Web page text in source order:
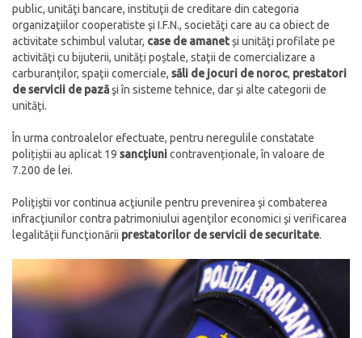
public, unităţi bancare, instituţii de creditare din categoria
organizaţiilor cooperatiste şi I.F.N., societăţi care au ca obiect de
activitate schimbul valutar, case de amanetși unităţi profilate pe
activităţi cu bijuterii, unități poștale, staţii de comercializare a
carburanţilor, spaţii comerciale, săli de jocuri de noroc, prestatori
de servicii de pazăşi în sisteme tehnice, dar și alte categorii de
unităţi.
În urma controalelor efectuate, pentru neregulile constatate
polițiștii au aplicat 19 sancțiunicontravenționale, în valoare de
7.200 de lei.
Poliţiştii vor continua acţiunile pentru prevenirea şi combaterea
infracţiunilor contra patrimoniului agenţilor economici şi verificarea
legalităţii funcţionării prestatorilor de servicii de securitate.